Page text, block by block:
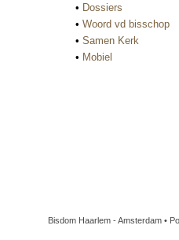
• Dossiers
• Woord vd bisschop
• Samen Kerk
• Mobiel
Bisdom Haarlem - Amsterdam •